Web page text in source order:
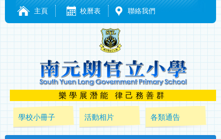
主頁 校曆表 聯絡我們
樂學展潛能 律己務善群
學校小冊子 活動相片 各類通告